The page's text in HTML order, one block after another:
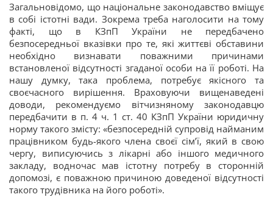
Загальновідомо, що національне законодавство вміщує
в собі істотні вади. Зокрема треба наголосити на тому
факті, що в КЗпП України не передбачено
безпосередньої вказівки про те, які життєві обставини
необхідно визнавати поважними причинами
встановленої відсутності згаданої особи на її роботі. На
нашу думку, така проблема, потребує якісного та
своєчасного вирішення. Враховуючи вищенаведені
доводи, рекомендуємо вітчизняному законодавцю
передбачити в п. 4 ч. 1 ст. 40 КЗпП України юридичну
норму такого змісту: «безпосередній супровід найманим
працівником будь-якого члена своєї сім’ї, який в свою
чергу, виписуючись з лікарні або іншого медичного
закладу, водночас мав істотну потребу в сторонній
допомозі, є поважною причиною доведеної відсутності
такого трудівника на його роботі».